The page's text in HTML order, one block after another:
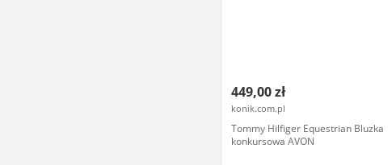
449,00 zł
konik.com.pl
Tommy Hilfiger Equestrian Bluzka
konkursowa AVON